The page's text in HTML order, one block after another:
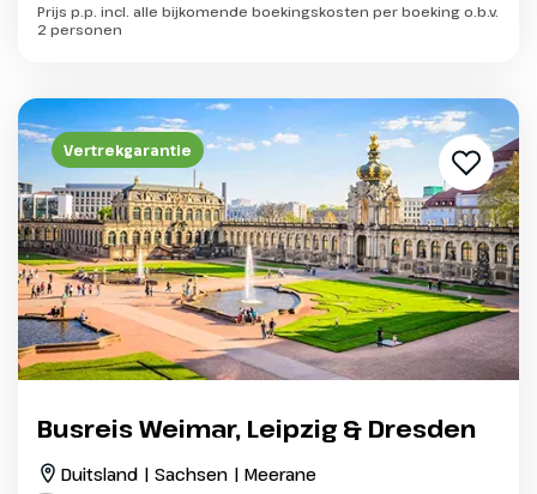
Prijs p.p. incl. alle bijkomende boekingskosten per boeking o.b.v.
2 personen
Vertrekgarantie
Busreis Weimar, Leipzig & Dresden
Duitsland | Sachsen | Meerane